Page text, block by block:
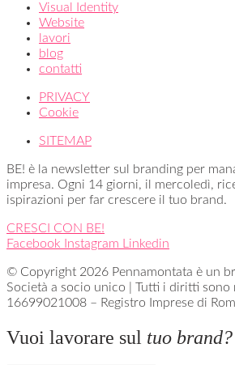
Visual Identity
Website
lavori
blog
contatti
PRIVACY
Cookie
SITEMAP
BE! è la newsletter sul branding per
impresa. Ogni 14 giorni, il mercoledì,
ispirazioni per far crescere il tuo brand.
CRESCI CON BE!
Facebook
Instagram Linkedin
© Copyright 2026 Pennamontata è un
Società a socio unico | Tutti i diritti sono
16699021008 – Registro Imprese di
Vuoi lavorare sul tuo brand?